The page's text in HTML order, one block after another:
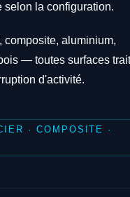
selon la configuration.
composite, aluminium,
— toutes surfaces
d'activité.
· COMPOSITE ·